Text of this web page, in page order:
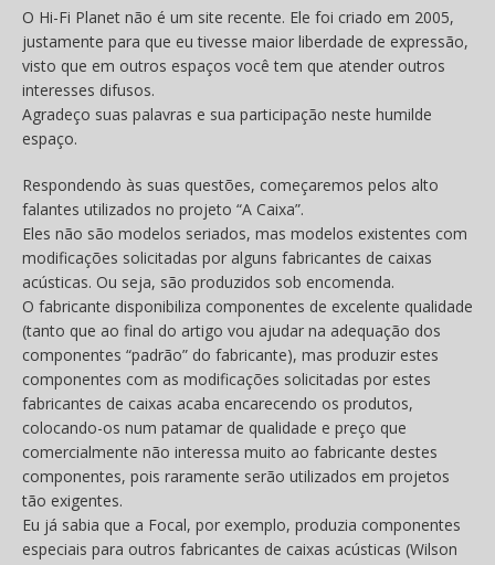
O Hi-Fi Planet não é um site recente. Ele foi criado em 2005,
justamente para que eu tivesse maior liberdade de expressão,
visto que em outros espaços você tem que atender outros
interesses difusos.
Agradeço suas palavras e sua participação neste humilde
espaço.
Respondendo às suas questões, começaremos pelos alto
falantes utilizados no projeto “A Caixa”.
Eles não são modelos seriados, mas modelos existentes com
modificações solicitadas por alguns fabricantes de caixas
acústicas. Ou seja, são produzidos sob encomenda.
O fabricante disponibiliza componentes de excelente qualidade
(tanto que ao final do artigo vou ajudar na adequação dos
componentes “padrão” do fabricante), mas produzir estes
componentes com as modificações solicitadas por estes
fabricantes de caixas acaba encarecendo os produtos,
colocando-os num patamar de qualidade e preço que
comercialmente não interessa muito ao fabricante destes
componentes, pois raramente serão utilizados em projetos
tão exigentes.
Eu já sabia que a Focal, por exemplo, produzia componentes
especiais para outros fabricantes de caixas acústicas (Wilson